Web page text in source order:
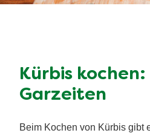
Kürbis
Garzeiten
Beim Kochen von Kürbis gibt